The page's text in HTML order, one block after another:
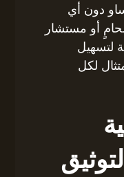
دون أي
أو مستشار
لتسهيل
لكل